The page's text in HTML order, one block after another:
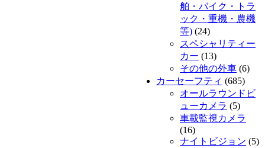
舶・バイク・トラ
ック・重機・農機
等) (24)
スペシャリティー
カー (13)
その他の外車 (6)
カーセーフティ (685)
オールラウンドビ
ューカメラ (5)
車載監視カメラ
(16)
ナイトビジョン (5)